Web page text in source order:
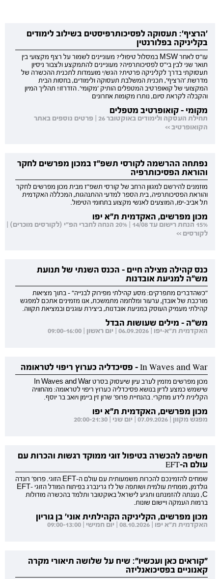
'הרציף': תעסוקה לפסיכותרפיסטים בשילוב לימודים
בקליניקה בפלורנטין
עו"ס לאחר MSW במסלול טיפולי? מעוניינים לשמור על רצף מקצועי בין
תואר שני לבין בי"ס לפסיכותרפיה? מעוניינים להתמקצע ולצבור ניסיון
תעסוקתי בדרך לקליניקה פרטית? הגש/י מועמדות לתכנית ההכשרה של
מדרשת 'הרציף', תכנית המשלבת תעסוקה ולימודים, בחסות הבית
המקצועי של קואופרטיב המטפלים הותיק 'מקומי'. הזדרזו! תהליך המיון
והקבלה לקראת סיום, נותרו מקומות אחרונים
מקומי - קואופרטיב מטפלים
תחילת העסקה ולימודים באוקטובר 26 | פרטים נוספים באתר
הקואופרטיב >>
נפתחה ההרשמה לקורסי תשפ"ז במכון מפרשים לחקר
והוראת הפסיכותרפיה
מוזמנים להירשם למגוון הרחב של קורסי תשפ"ז מבית מכון מפרשים לחקר
והוראת הפסיכותרפיה, בית הספר למדעי ההתנהגות, המכללה האקדמית
תל אביב-יפו, המוצעים לאנשי מקצוע בתחומי הטיפול.
מכון מפרשים, האקדמית ת"א יפו
15% הנחת רישום עד 14/08 | 20% הנחה לחברי הפ"י (לקורסים מוכרים) |
לקורסים >>
כנס קהילה מצילה חיים - הכנס השנתי של תנועת
מש"ה למניעת אובדנות
"כשהדברים מתפרקים: מסע קהילתי מפירוק לבנייה" - בתוך מציאות
מורכבת של אובדן, ערעור ומלחמה מתמשכת, אנו מזמינים אתכם למפגש
קהילתי מעמיק העוסק במניעת אובדנות, ביצירת עוגנים ובמציאת תקווה.
מש"ה - מילים שעושות הבדל
האקדמית ת"א-יפו | 06.09.2026 | יום ראשון | 09:00-16:00
In Waves and War - פסיכדליה כערוץ ריפוי לטראומה
מכון מפרשים מזמין לערב עיון שיעסוק בסרט In Waves and War
שישמש כמצע לדיון בנושא פסיכדליה כערוץ ריפוי לטראומה: מהחוויה
הקלינית לידע מחקרי. בהנחיית פרופ' שרון זין ביימן ויואב בר יוסף.
מכון מפרשים, האקדמית ת"א יפו
מפגש מקוון | 07.09.2026 | יום שני | 20:00-21:30
חשיפה להכשרה בטיפול זוגי ממוקד רגשות והכרות עם
עולם ה-EFT
שמחים להזמינכם להכרות משמעותית עם עולם ה-EFT הזוגי. פרופ' רונדה
גולדמן, מומחית עולמית ושותפה של לז גרינברג בפיתוח המודל הזוגי EFT-
C, נענתה להזמנתנו ותגיע לישראל באוקטובר ותלמד בהכשרה מודולות
ברמות העמקה ויישום שונות.
מכון מפרשים, הקליניקה הקהילתית אוני' בן גוריון
האקדמית ת"א יפו | 08.10.2026 | יום חמישי | 09:00-13:00
"קוראים כאן ועכשיו": שיח על שלושה תיאורי מקרה
קאנוניים בפסיכואנליזה